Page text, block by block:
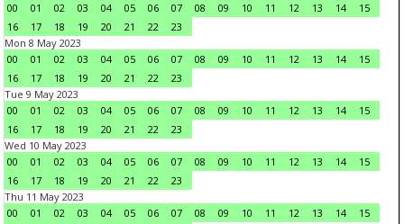
00
01 02 03 04 05 06 07 08 09 10 11 12 13 14
15
16
17 18 19 20 21 22
23
Mon 8 May 2023
00
01 02 03 04 05 06 07 08 09 10 11 12 13 14
15
16
17 18 19 20 21 22
23
Tue 9 May 2023
00
01 02 03 04 05 06 07 08 09 10 11 12 13 14
15
16
17 18 19 20 21 22
23
Wed 10 May 2023
00
01 02 03 04 05 06 07 08 09 10 11 12 13 14
15
16
17 18 19 20 21 22
23
Thu 11 May 2023
00
01 02 03 04 05 06 07 08 09 10 11 12 13 14
15